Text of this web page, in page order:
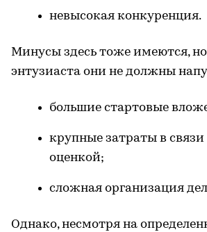
невысокая конкуренция.
Минусы здесь тоже имеются,
энтузиаста они не должны
большие стартовые
крупные затраты в связи
оценкой;
сложная организация
Однако, несмотря на